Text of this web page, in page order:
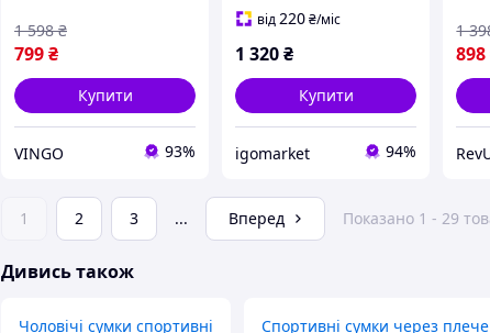
799₴
1 598 ₴
Купити
VINGO 93%
від220₴/міс
1 320₴
Купити
igomarket 94%
898
1
1 2 3 ... Вперед Показано 1 - 29
Дивись також
Чоловічі сумки спортивні Спортивні сумки через плече